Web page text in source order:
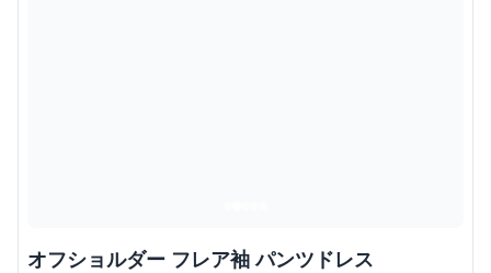
オフショルダー フレア袖 パンツドレス